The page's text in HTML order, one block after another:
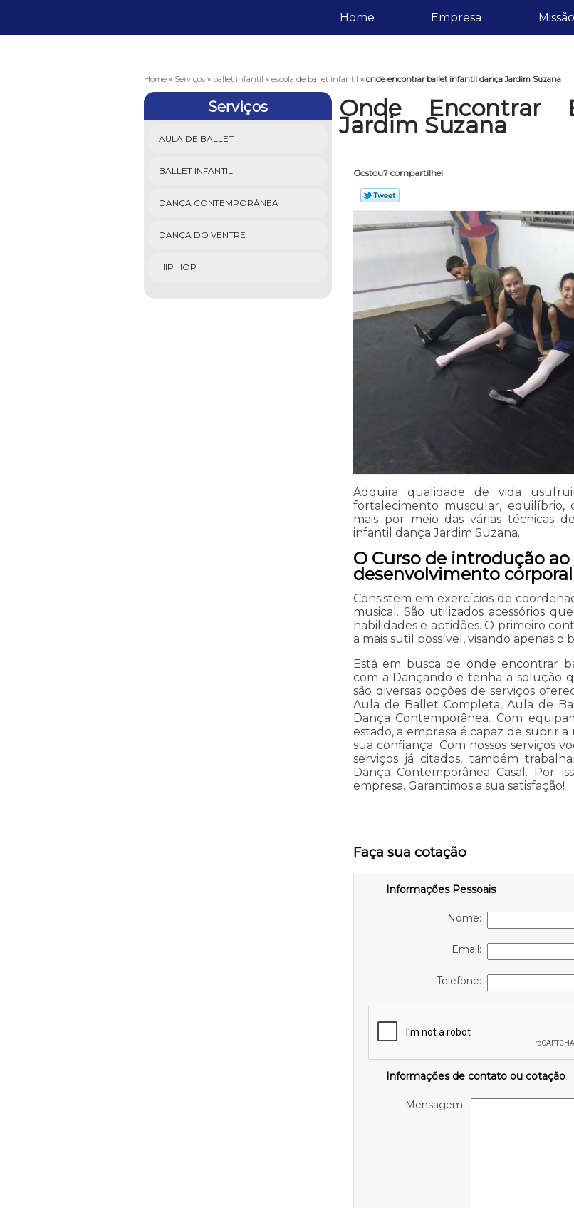
Home Empresa Missão
Home » Serviços » ballet infantil » escola de ballet infantil » onde encontrar ballet infantil dança Jardim Suzana
Serviços
AULA DE BALLET
BALLET INFANTIL
DANÇA CONTEMPORÂNEA
DANÇA DO VENTRE
HIP HOP
Onde Encontrar
Jardim Suzana
Gostou? compartilhe!
Adquira qualidade de vida
fortalecimento muscular, equilíbrio,
mais por meio das várias técnicas
infantil dança Jardim Suzana.
O Curso de introdução
desenvolvimento
Consistem em exercícios de
musical. São utilizados acessórios
habilidades e aptidões. O primeiro
a mais sutil possível, visando apenas o
Está em busca de onde encontrar
com a Dançando e tenha a solução
são diversas opções de serviços
Aula de Ballet Completa, Aula de
Dança Contemporânea. Com
estado, a empresa é capaz de suprir
sua confiança. Com nossos serviços
serviços já citados, também
Dança Contemporânea Casal. Por
empresa. Garantimos a sua satisfação!
Faça sua cotação
Informações Pessoais
Nome:
Email:
Telefone:
Informações de contato ou cotação
Mensagem: